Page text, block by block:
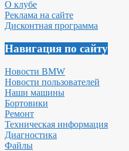
О клубе
Реклама на сайте
Дисконтная программа
Навигация по сайту
Новости BMW
Новости пользователей
Наши машины
Бортовики
Ремонт
Техническая информация
Диагностика
Файлы